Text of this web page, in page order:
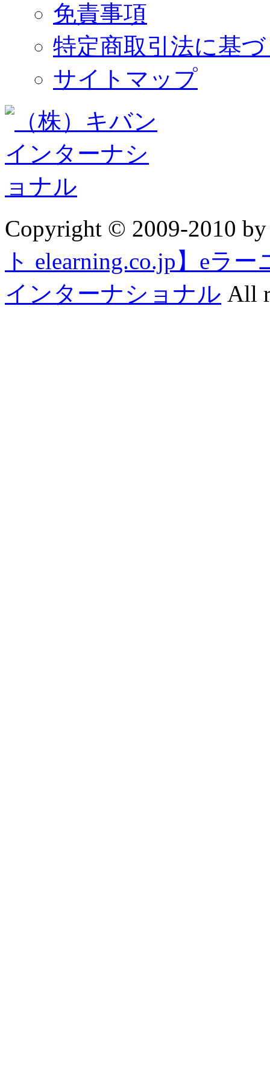
免責事項
特定商取引法に基
サイトマップ
Copyright © 2009-2010
ト elearning.co.jp】eラ
インターナショナル All